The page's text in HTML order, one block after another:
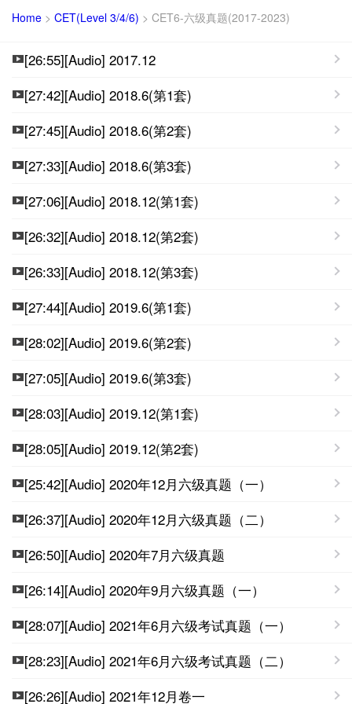
Home > CET(Level 3/4/6) > CET6-六级真题(2017-2023)
[26:55][Audio] 2017.12
[27:42][Audio] 2018.6(第1套)
[27:45][Audio] 2018.6(第2套)
[27:33][Audio] 2018.6(第3套)
[27:06][Audio] 2018.12(第1套)
[26:32][Audio] 2018.12(第2套)
[26:33][Audio] 2018.12(第3套)
[27:44][Audio] 2019.6(第1套)
[28:02][Audio] 2019.6(第2套)
[27:05][Audio] 2019.6(第3套)
[28:03][Audio] 2019.12(第1套)
[28:05][Audio] 2019.12(第2套)
[25:42][Audio] 2020年12月六级真题（一）
[26:37][Audio] 2020年12月六级真题（二）
[26:50][Audio] 2020年7月六级真题
[26:14][Audio] 2020年9月六级真题（一）
[28:07][Audio] 2021年6月六级考试真题（一）
[28:23][Audio] 2021年6月六级考试真题（二）
[26:26][Audio] 2021年12月卷一